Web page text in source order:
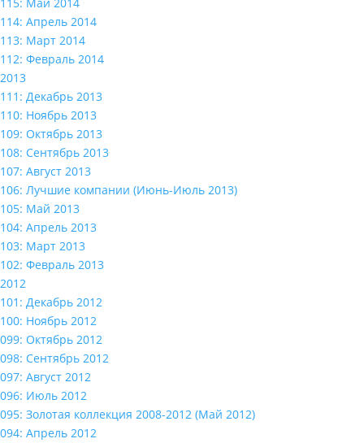
114: Апрель 2014
113: Март 2014
112: Февраль 2014
2013
111: Декабрь 2013
110: Ноябрь 2013
109: Октябрь 2013
108: Сентябрь 2013
107: Август 2013
106: Лучшие компании (Июнь-Июль 2013)
105: Май 2013
104: Апрель 2013
103: Март 2013
102: Февраль 2013
2012
101: Декабрь 2012
100: Ноябрь 2012
099: Октябрь 2012
098: Сентябрь 2012
097: Август 2012
096: Июль 2012
095: Золотая коллекция 2008-2012 (Май 2012)
094: Апрель 2012